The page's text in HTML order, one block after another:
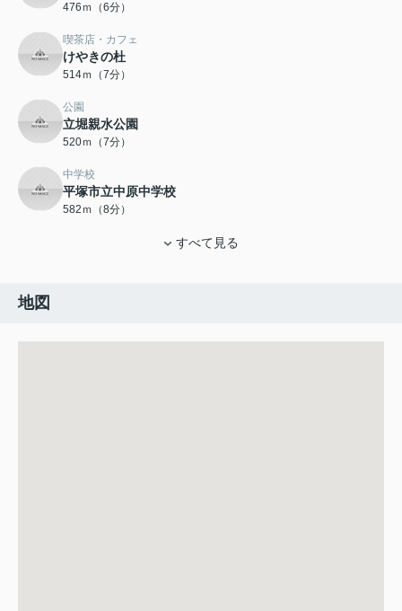
476ｍ（6分）
喫茶店・カフェ
けやきの杜
514ｍ（7分）
公園
立堀親水公園
520ｍ（7分）
中学校
平塚市立中原中学校
582ｍ（8分）
すべて見る
地図